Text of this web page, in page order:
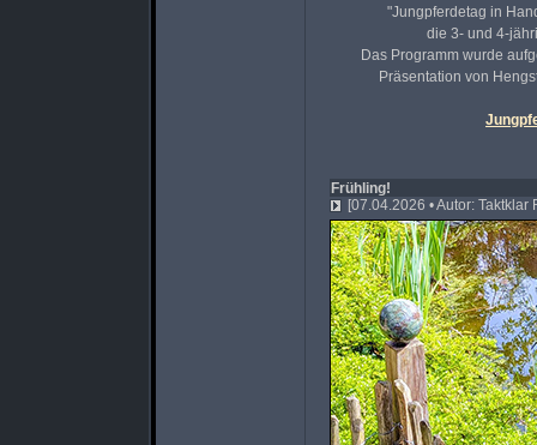
"Jungpferdetag in
die 3- und 4-
Das Programm wurde
Präsentation von
Frühling!
[07.04.2026 • Autor: Taktklar